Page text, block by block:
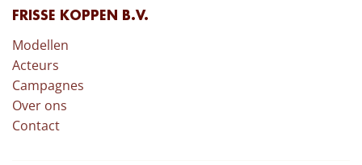
FRISSE KOPPEN B.V.
Modellen
Acteurs
Campagnes
Over ons
Contact